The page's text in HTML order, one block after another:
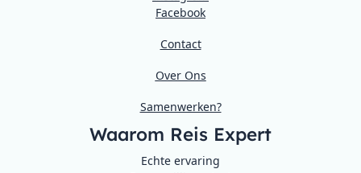
Facebook
Contact
Over Ons
Samenwerken?
Waarom Reis Expert
Echte ervaring